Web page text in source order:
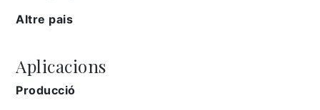
Altre pais
Aplicacions
Producció